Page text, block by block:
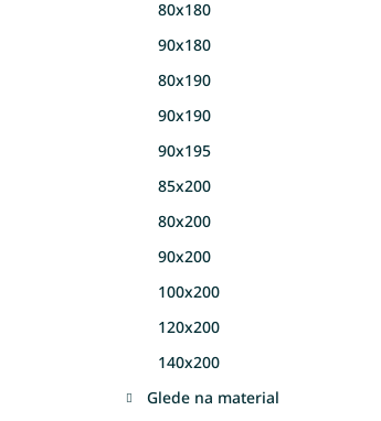
80x180
90x180
80x190
90x190
90x195
85x200
80x200
90x200
100x200
120x200
140x200
Glede na material